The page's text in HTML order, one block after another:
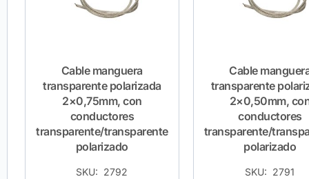
Cable manguera
transparente polarizada
2×0,75mm, con
conductores
transparente/transparente
polarizado
SKU: 2792
Cable
transparente
2×0,50mm,
conductores
transparente/
polarizado
SKU: 2791